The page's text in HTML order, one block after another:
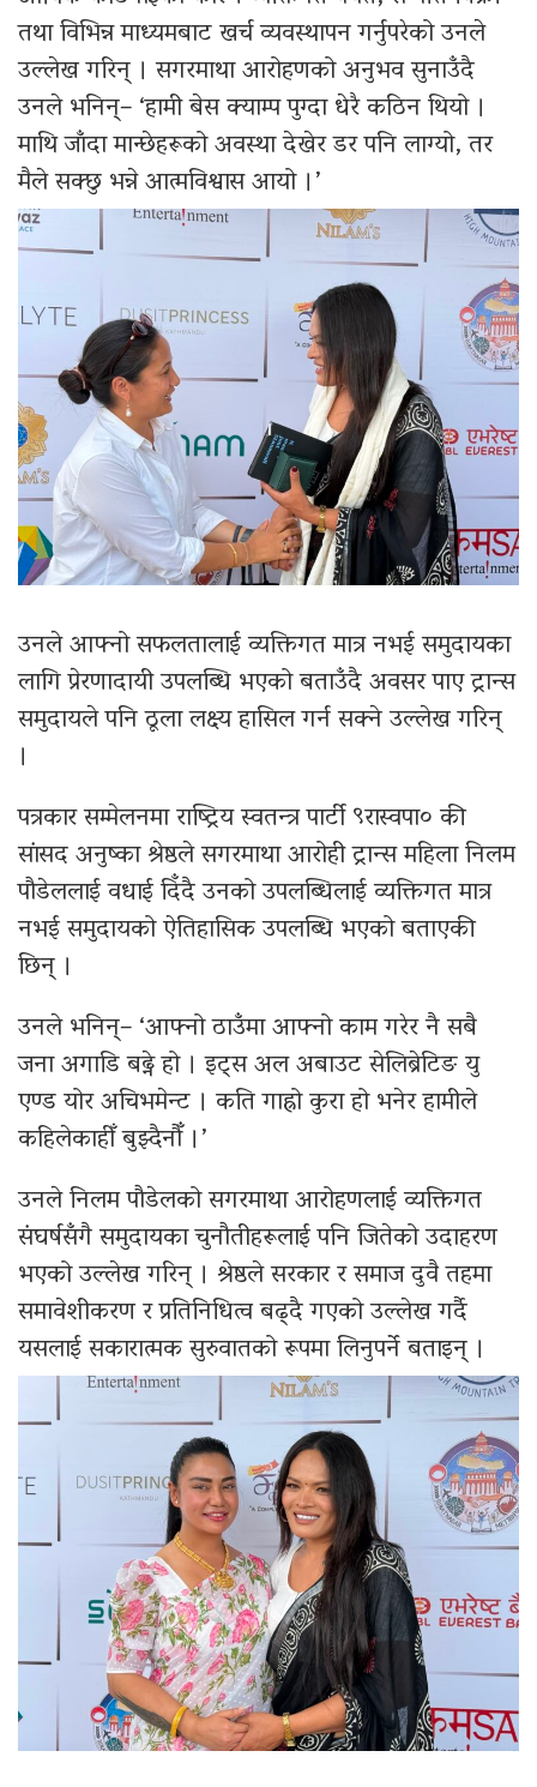
तथा विभिन्न माध्यमबाट खर्च व्यवस्थापन गर्नुपरेको उनले
उल्लेख गरिन् । सगरमाथा आरोहणको अनुभव सुनाउँदै
उनले भनिन्– ‘हामी बेस क्याम्प पुग्दा धेरै कठिन थियो ।
माथि जाँदा मान्छेहरूको अवस्था देखेर डर पनि लाग्यो, तर
मैले सक्छु भन्ने आत्मविश्वास आयो ।’
उनले आफ्नो सफलतालाई व्यक्तिगत मात्र नभई समुदायका
लागि प्रेरणादायी उपलब्धि भएको बताउँदै अवसर पाए ट्रान्स
समुदायले पनि ठूला लक्ष्य हासिल गर्न सक्ने उल्लेख गरिन्
।
पत्रकार सम्मेलनमा राष्ट्रिय स्वतन्त्र पार्टी ९रास्वपा० की
सांसद अनुष्का श्रेष्ठले सगरमाथा आरोही ट्रान्स महिला निलम
पौडेललाई वधाई दिँदै उनको उपलब्धिलाई व्यक्तिगत मात्र
नभई समुदायको ऐतिहासिक उपलब्धि भएको बताएकी
छिन् ।
उनले भनिन्– ‘आफ्नो ठाउँमा आफ्नो काम गरेर नै सबै
जना अगाडि बढ्ने हो । इट्स अल अबाउट सेलिब्रेटिङ यु
एण्ड योर अचिभमेन्ट । कति गाह्रो कुरा हो भनेर हामीले
कहिलेकाहीँ बुझ्दैनौँ ।’
उनले निलम पौडेलको सगरमाथा आरोहणलाई व्यक्तिगत
संघर्षसँगै समुदायका चुनौतीहरूलाई पनि जितेको उदाहरण
भएको उल्लेख गरिन् । श्रेष्ठले सरकार र समाज दुवै तहमा
समावेशीकरण र प्रतिनिधित्व बढ्दै गएको उल्लेख गर्दै
यसलाई सकारात्मक सुरुवातको रूपमा लिनुपर्ने बताइन् ।